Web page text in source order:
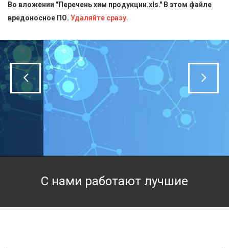
Блескообразующие добавки
Индикаторы
Кислоты
Пищевая химия для производств
Стандарт-титры
Техническая химия
СТАТЬИ
ДОСТАВКА
СЕРТИФИКАТЫ
КОНТАКТЫ
Во вложении "Перечень хим продукции.xls." В этом файле
вредоносное ПО. Удаляйте сразу.
С нами работают лучшие